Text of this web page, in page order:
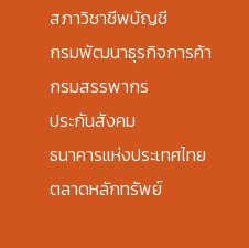
สภาวิชาชีพบัญชี
กรมพัฒนาธุรกิจการค้า
กรมสรรพากร
ประกันสังคม
ธนาคารแห่งประเทศไทย
ตลาดหลักทรัพย์